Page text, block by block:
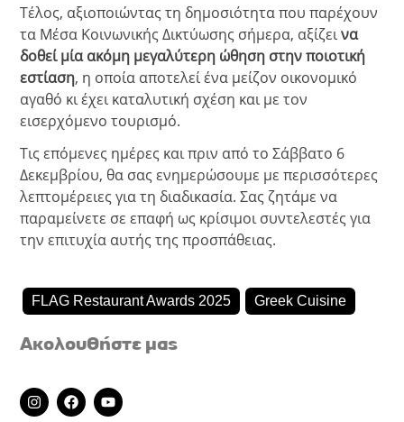
Τέλος, αξιοποιώντας τη δημοσιότητα που παρέχουν
τα Μέσα Κοινωνικής Δικτύωσης σήμερα, αξίζεινα
δοθεί μία ακόμη μεγαλύτερη ώθηση στην ποιοτική
εστίαση, η οποία αποτελεί ένα μείζον οικονομικό
αγαθό κι έχει καταλυτική σχέση και με τον
εισερχόμενο τουρισμό.
Τις επόμενες ημέρες και πριν από το Σάββατο 6
Δεκεμβρίου, θα σας ενημερώσουμε με περισσότερες
λεπτομέρειες για τη διαδικασία. Σας ζητάμε να
παραμείνετε σε επαφή ως κρίσιμοι συντελεστές για
την επιτυχία αυτής της προσπάθειας.
FLAG Restaurant Awards 2025 Greek Cuisine
Ακολουθήστε μας
I
n
F
a
Y
o